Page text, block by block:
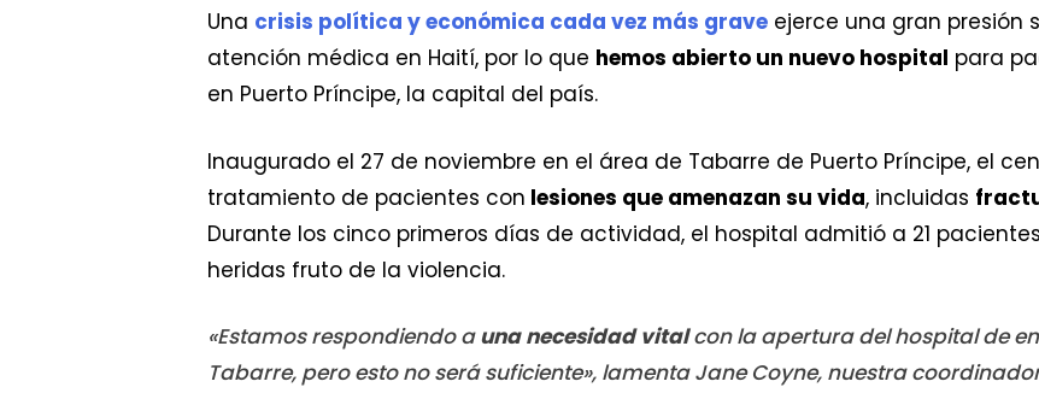
Una crisis política y económica cada vez más grave ejerce una gran presión
atención médica en Haití, por lo que hemos abierto un nuevo hospital para
en Puerto Príncipe, la capital del país.
Inaugurado el 27 de noviembre en el área de Tabarre de Puerto Príncipe, el
tratamiento de pacientes con lesiones que amenazan su vida, incluidas
Durante los cinco primeros días de actividad, el hospital admitió a 21
heridas fruto de la violencia.
«Estamos respondiendo auna necesidad vitalcon la apertura del hospital de
Tabarre, pero esto no será suficiente», lamenta Jane Coyne, nuestra